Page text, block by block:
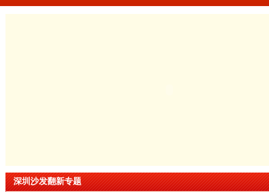
深圳沙发翻新专题